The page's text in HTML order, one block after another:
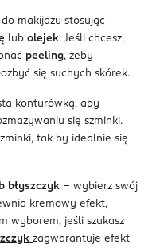
makijażu stosując
lub olejek. Jeśli chcesz,
peeling, żeby
się suchych skórek.
konturówką, aby
się szminki.
tak by idealnie się
błyszczyk - wybierz swój
kremowy efekt,
wyborem, jeśli szukasz
zagwarantuje efekt